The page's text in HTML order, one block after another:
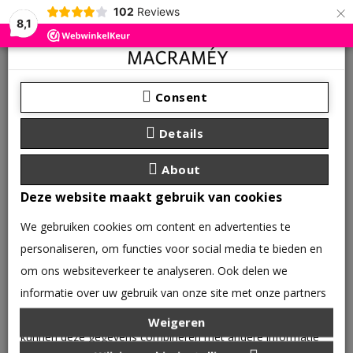
8,1
102 Reviews ×
0 product(en) - €0,00
CATEGORIEËN
Consent
Details
About
Deze website maakt gebruik van cookies
We gebruiken cookies om content en advertenties te
personaliseren, om functies voor social media te bieden en
om ons websiteverkeer te analyseren. Ook delen we
informatie over uw gebruik van onze site met onze partners
voor social media, adverteren en analyse. Deze partners
kunnen deze gegevens combineren met andere informatie
Weigeren